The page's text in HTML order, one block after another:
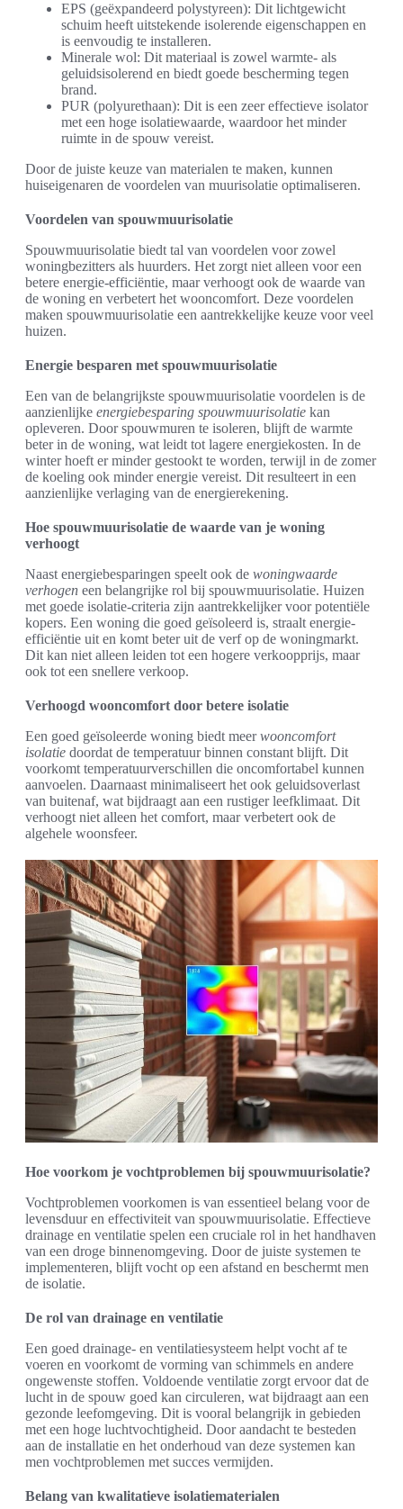
EPS (geëxpandeerd polystyreen): Dit lichtgewicht
schuim heeft uitstekende isolerende eigenschappen en
is eenvoudig te installeren.
Minerale wol: Dit materiaal is zowel warmte- als
geluidsisolerend en biedt goede bescherming tegen
brand.
PUR (polyurethaan): Dit is een zeer effectieve isolator
met een hoge isolatiewaarde, waardoor het minder
ruimte in de spouw vereist.
Door de juiste keuze van materialen te maken, kunnen
huiseigenaren de voordelen van muurisolatie optimaliseren.
Voordelen van spouwmuurisolatie
Spouwmuurisolatie biedt tal van voordelen voor zowel
woningbezitters als huurders. Het zorgt niet alleen voor een
betere energie-efficiëntie, maar verhoogt ook de waarde van
de woning en verbetert het wooncomfort. Deze voordelen
maken spouwmuurisolatie een aantrekkelijke keuze voor veel
huizen.
Energie besparen met spouwmuurisolatie
Een van de belangrijkste spouwmuurisolatie voordelen is de
aanzienlijke energiebesparing spouwmuurisolatie kan
opleveren. Door spouwmuren te isoleren, blijft de warmte
beter in de woning, wat leidt tot lagere energiekosten. In de
winter hoeft er minder gestookt te worden, terwijl in de zomer
de koeling ook minder energie vereist. Dit resulteert in een
aanzienlijke verlaging van de energierekening.
Hoe spouwmuurisolatie de waarde van je woning
verhoogt
Naast energiebesparingen speelt ook de woningwaarde
verhogen een belangrijke rol bij spouwmuurisolatie. Huizen
met goede isolatie-criteria zijn aantrekkelijker voor potentiële
kopers. Een woning die goed geïsoleerd is, straalt energie-
efficiëntie uit en komt beter uit de verf op de woningmarkt.
Dit kan niet alleen leiden tot een hogere verkoopprijs, maar
ook tot een snellere verkoop.
Verhoogd wooncomfort door betere isolatie
Een goed geïsoleerde woning biedt meerwooncomfort
isolatie doordat de temperatuur binnen constant blijft. Dit
voorkomt temperatuurverschillen die oncomfortabel kunnen
aanvoelen. Daarnaast minimaliseert het ook geluidsoverlast
van buitenaf, wat bijdraagt aan een rustiger leefklimaat. Dit
verhoogt niet alleen het comfort, maar verbetert ook de
algehele woonsfeer.
Hoe voorkom je vochtproblemen bij spouwmuurisolatie?
Vochtproblemen voorkomen is van essentieel belang voor de
levensduur en effectiviteit van spouwmuurisolatie. Effectieve
drainage en ventilatie spelen een cruciale rol in het handhaven
van een droge binnenomgeving. Door de juiste systemen te
implementeren, blijft vocht op een afstand en beschermt men
de isolatie.
De rol van drainage en ventilatie
Een goed drainage- en ventilatiesysteem helpt vocht af te
voeren en voorkomt de vorming van schimmels en andere
ongewenste stoffen. Voldoende ventilatie zorgt ervoor dat de
lucht in de spouw goed kan circuleren, wat bijdraagt aan een
gezonde leefomgeving. Dit is vooral belangrijk in gebieden
met een hoge luchtvochtigheid. Door aandacht te besteden
aan de installatie en het onderhoud van deze systemen kan
men vochtproblemen met succes vermijden.
Belang van kwalitatieve isolatiematerialen